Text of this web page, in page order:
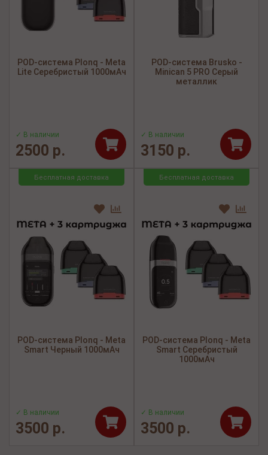
POD-система Plonq - Meta
Lite Серебристый 1000мАч
✓ В наличии
2500 р.
POD-система Brusko -
Minican 5 PRO Серый
металлик
✓ В наличии
3150 р.
Бесплатная доставка
POD-система Plonq - Meta
Smart Черный 1000мАч
✓ В наличии
3500 р.
Бесплатная доставка
POD-система Plonq - Meta
Smart Серебристый
1000мАч
✓ В наличии
3500 р.